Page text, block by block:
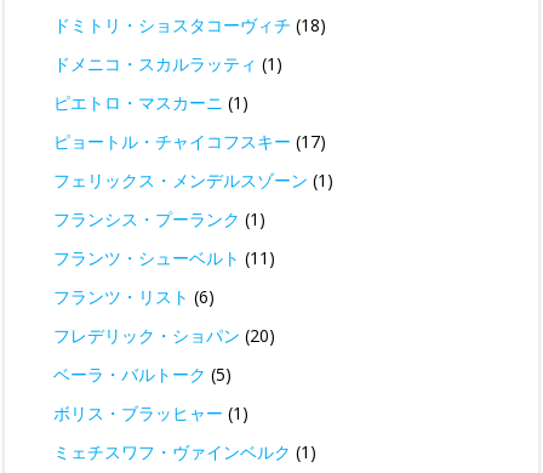
ドミトリ・ショスタコーヴィチ (18)
ドメニコ・スカルラッティ (1)
ピエトロ・マスカーニ (1)
ピョートル・チャイコフスキー (17)
フェリックス・メンデルスゾーン (1)
フランシス・プーランク (1)
フランツ・シューベルト (11)
フランツ・リスト (6)
フレデリック・ショパン (20)
ベーラ・バルトーク (5)
ボリス・ブラッヒャー (1)
ミェチスワフ・ヴァインベルク (1)